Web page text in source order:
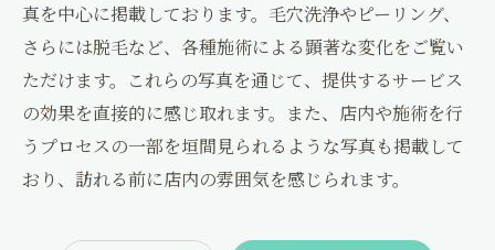
ブログ
コラム
アクセス
採用情報
真を中心に掲載しております。毛穴洗浄やピーリング、
さらには脱毛など、各種施術による顕著な変化をご覧い
ただけます。これらの写真を通じて、提供するサービス
の効果を直接的に感じ取れます。また、店内や施術を行
うプロセスの一部を垣間見られるような写真も掲載して
おり、訪れる前に店内の雰囲気を感じられます。